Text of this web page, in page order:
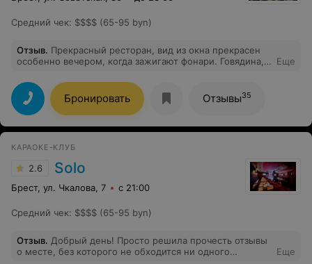
Средний чек: $$$$ (65-95 byn)
Отзыв. Прекрасный ресторан, вид из окна прекрасен
особенно вечером, когда зажигают фонари. Говядина,
отменными. Приветливый персонал и лучшее
обслуживание.
Еще
Бронировать Отзывы35
КАРАОКЕ-КЛУБ
2.6 Solo
Брест, ул. Чкалова, 7 с 21:00
Средний чек: $$$$ (65-95 byn)
Отзыв. Добрый день! Просто решила прочесть отзывы
о месте, без которого не обходится ни одного
Еще